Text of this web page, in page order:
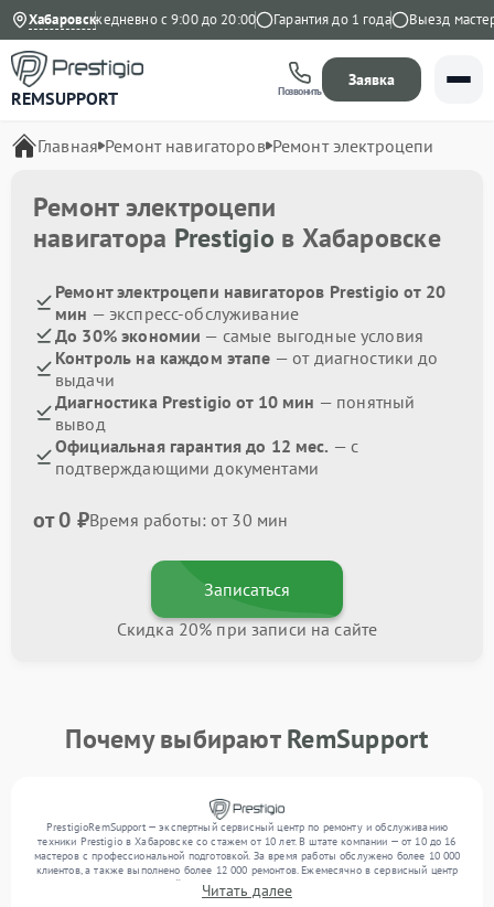
Хабаровск
Яндекс Ежедневно с 9:00 до 20:00 Гарантия до 1 года Выезд мастера
REMSUPPORT Позвонить
Заявка
Главная Ремонт навигаторов Ремонт электроцепи
Ремонт электроцепи
навигатора Prestigio в Хабаровске
Ремонт электроцепи навигаторов Prestigio от 20
мин — экспресс-обслуживание
До 30% экономии — самые выгодные условия
Контроль на каждом этапе — от диагностики до
выдачи
Диагностика Prestigio от 10 мин — понятный
вывод
Официальная гарантия до 12 мес. — с
подтверждающими документами
от 0 ₽Время работы: от 30 мин
Записаться
Скидка 20% при записи на сайте
Почему выбираютRemSupport
PrestigioRemSupport — экспертный сервисный центр по ремонту и обслуживанию
техники Prestigio в Хабаровске со стажем от 10 лет. В штате компании — от 10 до 16
мастеров с профессиональной подготовкой. За время работы обслужено более 10 000
клиентов, а также выполнено более 12 000 ремонтов. Ежемесячно в сервисный центр
поступает от 300 устройств, включая , , . Мы работаем с широким спектром
неисправностей и обеспечиваем надежный результат благодаря использованию
Читать далее